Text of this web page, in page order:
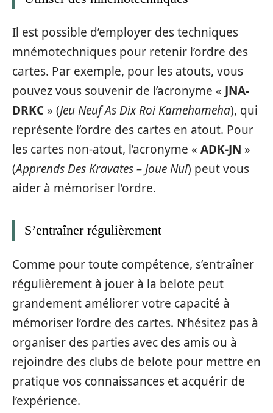
Il est possible d’employer des techniques
mnémotechniques pour retenir l’ordre des
cartes. Par exemple, pour les atouts, vous
pouvez vous souvenir de l’acronyme « JNA-
DRKC » (Jeu Neuf As Dix Roi Kamehameha), qui
représente l’ordre des cartes en atout. Pour
les cartes non-atout, l’acronyme « ADK-JN »
(Apprends Des Kravates – Joue Nul) peut vous
aider à mémoriser l’ordre.
S’entraîner régulièrement
Comme pour toute compétence, s’entraîner
régulièrement à jouer à la belote peut
grandement améliorer votre capacité à
mémoriser l’ordre des cartes. N’hésitez pas à
organiser des parties avec des amis ou à
rejoindre des clubs de belote pour mettre en
pratique vos connaissances et acquérir de
l’expérience.